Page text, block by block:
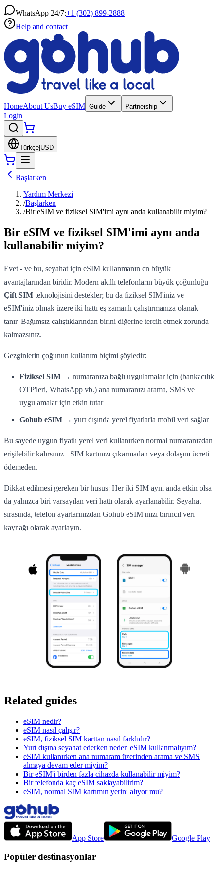
WhatsApp 24/7:+1 (302) 899-2888
Help and contact
HomeAbout UsBuy eSIM Guide Partnership
Login
Türkçe USD
Başlarken
Yardım Merkezi
/Başlarken
/Bir eSIM ve fiziksel SIM'imi aynı anda kullanabilir miyim?
Bir eSIM ve fiziksel SIM'imi aynı anda
kullanabilir miyim?
Evet - ve bu, seyahat için eSIM kullanmanın en büyük
avantajlarından biridir. Modern akıllı telefonların büyük çoğunluğu
Çift SIM teknolojisini destekler; bu da fiziksel SIM'iniz ve
eSIM'iniz olmak üzere iki hattı eş zamanlı çalıştırmanıza olanak
tanır. Bağımsız çalıştıklarından birini diğerine tercih etmek zorunda
kalmazsınız.
Gezginlerin çoğunun kullanım biçimi şöyledir:
Fiziksel SIM → numaranıza bağlı uygulamalar için (bankacılık
OTP'leri, WhatsApp vb.) ana numaranızı arama, SMS ve
uygulamalar için etkin tutar
Gohub eSIM → yurt dışında yerel fiyatlarla mobil veri sağlar
Bu sayede uygun fiyatlı yerel veri kullanırken normal numaranızdan
erişilebilir kalırsınız - SIM kartınızı çıkarmadan veya dolaşım ücreti
ödemeden.
Dikkat edilmesi gereken bir husus: Her iki SIM aynı anda etkin olsa
da yalnızca biri varsayılan veri hattı olarak ayarlanabilir. Seyahat
sırasında, telefon ayarlarınızdan Gohub eSIM'inizi birincil veri
kaynağı olarak ayarlayın.
Related guides
eSIM nedir?
eSIM nasıl çalışır?
eSIM, fiziksel SIM karttan nasıl farklıdır?
Yurt dışına seyahat ederken neden eSIM kullanmalıyım?
eSIM kullanırken ana numaram üzerinden arama ve SMS
almaya devam eder miyim?
Bir eSIM'i birden fazla cihazda kullanabilir miyim?
Bir telefonda kaç eSIM saklayabilirim?
eSIM, normal SIM kartımın yerini alıyor mu?
App Store Google Play
Popüler destinasyonlar